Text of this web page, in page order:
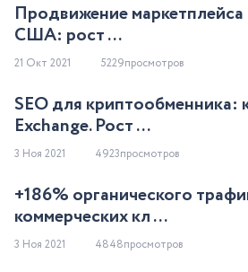
Продвижение
США: рост ...
21 Окт 2021 5229просмотров
SEO для криптообменника:
Exchange. Рост ...
3 Ноя 2021 4923просмотров
+186% органического
коммерческих кл ...
3 Ноя 2021 4848просмотров